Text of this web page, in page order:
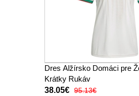
Dres Alžírsko Domáci pre
Krátky Rukáv
38.05€ 95.13€